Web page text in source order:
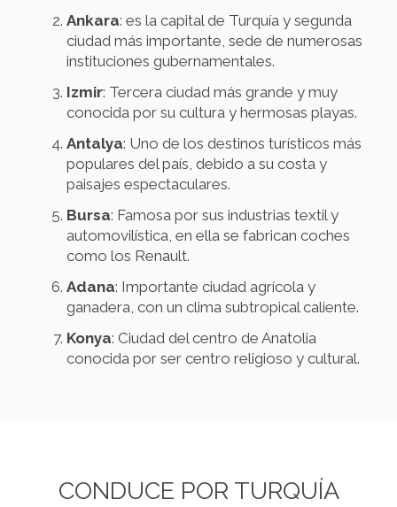
Ankara: es la capital de Turquía y segunda
ciudad más importante, sede de numerosas
instituciones gubernamentales.
Izmir: Tercera ciudad más grande y muy
conocida por su cultura y hermosas playas.
Antalya: Uno de los destinos turísticos más
populares del país, debido a su costa y
paisajes espectaculares.
Bursa: Famosa por sus industrias textil y
automovilística, en ella se fabrican coches
como los Renault.
Adana: Importante ciudad agrícola y
ganadera, con un clima subtropical caliente.
Konya: Ciudad del centro de Anatolia
conocida por ser centro religioso y cultural.
CONDUCE POR TURQUÍA